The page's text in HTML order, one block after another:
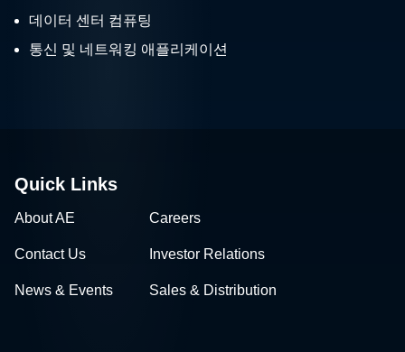
데이터 센터 컴퓨팅
통신 및 네트워킹 애플리케이션
Quick Links
About AE Careers
Contact Us Investor Relations
News & Events Sales & Distribution